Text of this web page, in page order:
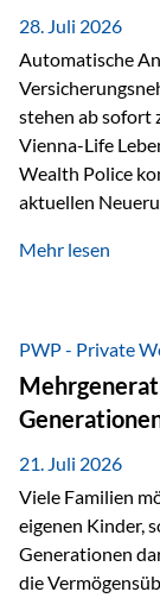
persönlichen
28. Juli 2026
Automatische
stehen ab sofort
Vienna-Life
Wealth Police
aktuellen
als
Abwicklung für
gestaltet.
Medienbrüche
beschleunigt.
wie
die Vienna-Life
Police
Mehr lesen
PWP - Private
21. Juli 2026
Viele Familien
eigenen Kinder,
Generationen
die